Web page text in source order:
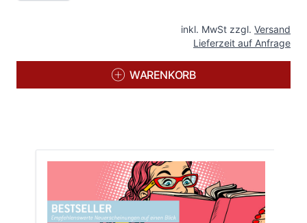
inkl. MwSt zzgl. Versand
Lieferzeit auf Anfrage
WARENKORB